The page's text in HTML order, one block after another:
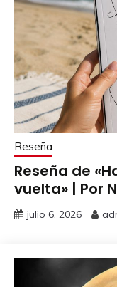
Reseña
Reseña de
vuelta» | Por
julio 6, 2026